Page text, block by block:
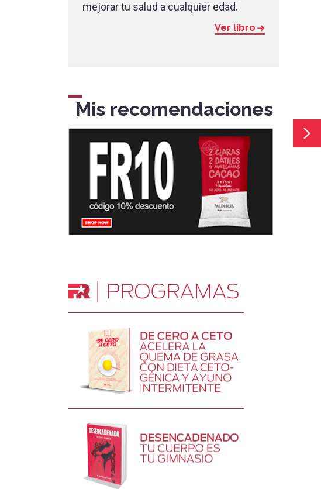
mejorar tu salud a cualquier edad.
Ver libro
Mis recomendaciones